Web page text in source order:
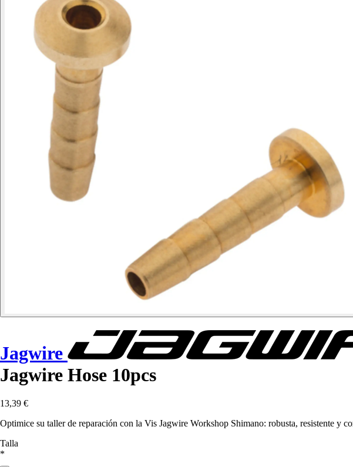
Jagwire
Jagwire Hose 10pcs
13,39 €
Optimice su taller de reparación con la Vis Jagwire Workshop Shimano: robusta, resistente y
Talla
*